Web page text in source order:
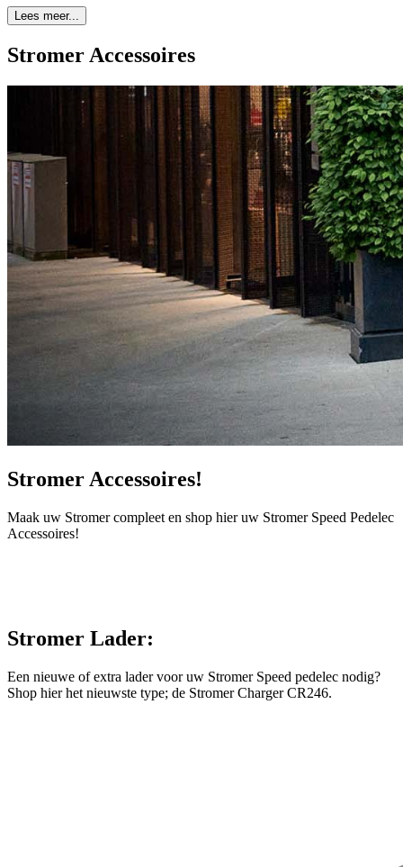
Lees meer...
Stromer Accessoires
Stromer Accessoires!
Maak uw Stromer compleet en shop hier uw Stromer Speed Pedelec
Accessoires!
Stromer Lader:
Een nieuwe of extra lader voor uw Stromer Speed pedelec nodig?
Shop hier het nieuwste type; de Stromer Charger CR246.